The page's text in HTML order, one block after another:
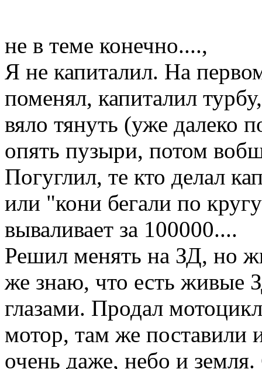
не в теме конечно....,
Я не капиталил. На
поменял, капиталил
вяло тянуть (уже далеко
опять пузыри, потом
Погуглил, те кто делал
или "кони бегали по
вываливает за 100000....
Решил менять на ЗД, но
же знаю, что есть живые
глазами. Продал
мотор, там же поставили
очень даже, небо и